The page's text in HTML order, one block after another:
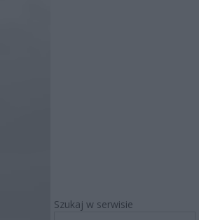
Szukaj w serwisie